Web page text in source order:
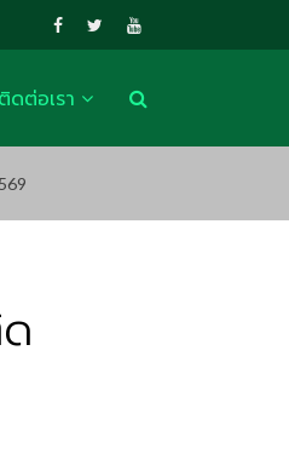
ติดต่อเรา